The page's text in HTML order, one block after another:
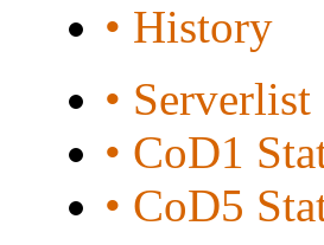
• History
• Serverlist
• CoD1
• CoD5